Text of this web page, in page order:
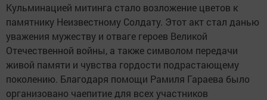
Кульминацией митинга стало возложение цветов к
памятнику Неизвестному Солдату. Этот акт стал данью
уважения мужеству и отваге героев Великой
Отечественной войны, а также символом передачи
живой памяти и чувства гордости подрастающему
поколению. Благодаря помощи Рамиля Гараева было
организовано чаепитие для всех участников